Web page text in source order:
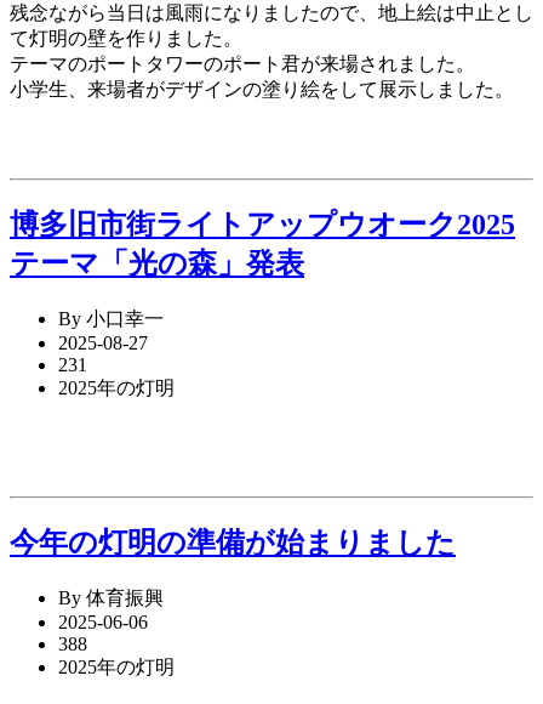
残念ながら当日は風雨になりましたので、地上絵は中止とし
て灯明の壁を作りました。
テーマのポートタワーのポート君が来場されました。
小学生、来場者がデザインの塗り絵をして展示しました。
博多旧市街ライトアップウオーク2025
テーマ「光の森」発表
By 小口幸一
2025-08-27
231
2025年の灯明
今年の灯明の準備が始まりました
By 体育振興
2025-06-06
388
2025年の灯明